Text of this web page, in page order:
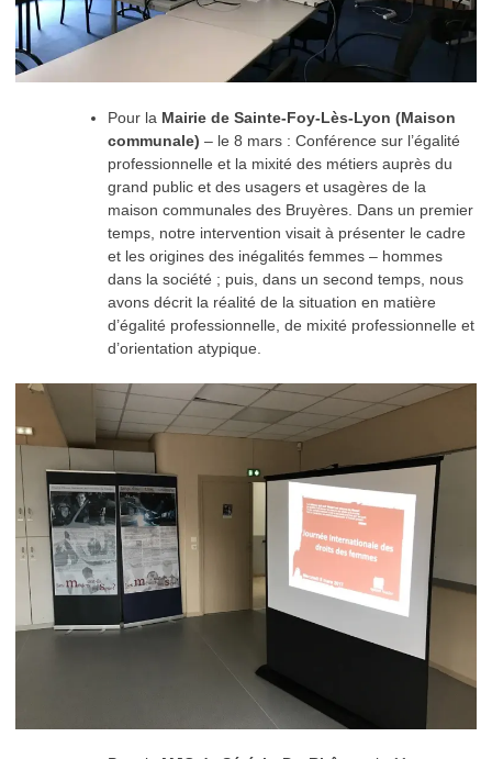
Pour la Mairie de Sainte-Foy-Lès-Lyon (Maison
communale) – le 8 mars : Conférence sur l’égalité
professionnelle et la mixité des métiers auprès du
grand public et des usagers et usagères de la
maison communales des Bruyères. Dans un premier
temps, notre intervention visait à présenter le cadre
et les origines des inégalités femmes – hommes
dans la société ; puis, dans un second temps, nous
avons décrit la réalité de la situation en matière
d’égalité professionnelle, de mixité professionnelle et
d’orientation atypique.